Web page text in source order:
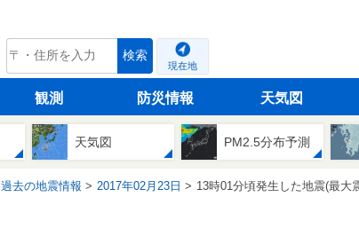
tenki.jp 検索
現在地
観測 防災情報 天気図
天気図 PM2.5分布予測
過去の地震情報 2017年02月23日 13時01分頃発生した地震(最大